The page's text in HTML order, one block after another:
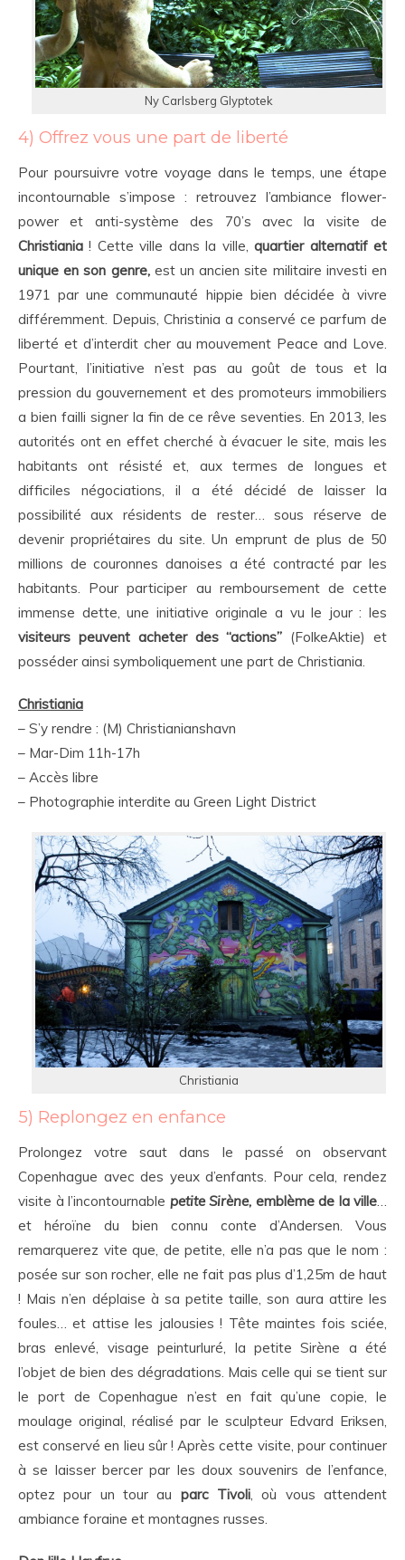
Ny Carlsberg Glyptotek
4) Offrez vous une part de liberté
Pour poursuivre votre voyage dans le temps, une étape
incontournable s’impose : retrouvez l’ambiance flower-
power et anti-système des 70’s avec la visite de
Christiania ! Cette ville dans la ville,quartier alternatif et
unique en son genre,est un ancien site militaire investi en
1971 par une communauté hippie bien décidée à vivre
différemment. Depuis, Christinia a conservé ce parfum de
liberté et d’interdit cher au mouvement Peace and Love.
Pourtant, l’initiative n’est pas au goût de tous et la
pression du gouvernement et des promoteurs immobiliers
a bien failli signer la fin de ce rêve seventies. En 2013, les
autorités ont en effet cherché à évacuer le site, mais les
habitants ont résisté et, aux termes de longues et
difficiles négociations, il a été décidé de laisser la
possibilité aux résidents de rester… sous réserve de
devenir propriétaires du site. Un emprunt de plus de 50
millions de couronnes danoises a été contracté par les
habitants. Pour participer au remboursement de cette
immense dette, une initiative originale a vu le jour : les
visiteurs peuvent acheter des “actions” (FolkeAktie) et
posséder ainsi symboliquement une part de Christiania.
Christiania
– S’y rendre : (M) Christianianshavn
– Mar-Dim 11h-17h
– Accès libre
– Photographie interdite au Green Light District
Christiania
5) Replongez en enfance
Prolongez votre saut dans le passé on observant
Copenhague avec des yeux d’enfants. Pour cela, rendez
visite à l’incontournable petite Sirène, emblème de la ville…
et héroïne du bien connu conte d’Andersen. Vous
remarquerez vite que, de petite, elle n’a pas que le nom :
posée sur son rocher, elle ne fait pas plus d’1,25m de haut
! Mais n’en déplaise à sa petite taille, son aura attire les
foules… et attise les jalousies ! Tête maintes fois sciée,
bras enlevé, visage peinturluré, la petite Sirène a été
l’objet de bien des dégradations. Mais celle qui se tient sur
le port de Copenhague n’est en fait qu’une copie, le
moulage original, réalisé par le sculpteur Edvard Eriksen,
est conservé en lieu sûr ! Après cette visite, pour continuer
à se laisser bercer par les doux souvenirs de l’enfance,
optez pour un tour au parc Tivoli, où vous attendent
ambiance foraine et montagnes russes.